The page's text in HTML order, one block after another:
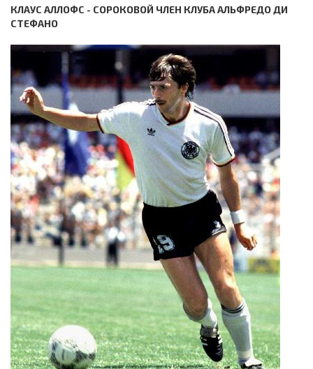
КЛАУС АЛЛОФС - СОРОКОВОЙ ЧЛЕН КЛУБА АЛЬФРЕДО ДИ
СТЕФАНО